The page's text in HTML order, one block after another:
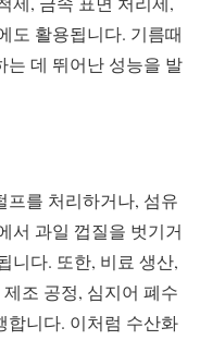
도 활용됩니다. 기름때
는 데 뛰어난 성능을 발
프를 처리하거나, 섬유
서 과일 껍질을 벗기거
니다. 또한, 비료 생산,
조 공정, 심지어 폐수
합니다. 이처럼 수산화